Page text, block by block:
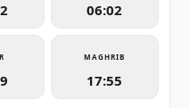
06:02
MAGHRIB
17:55